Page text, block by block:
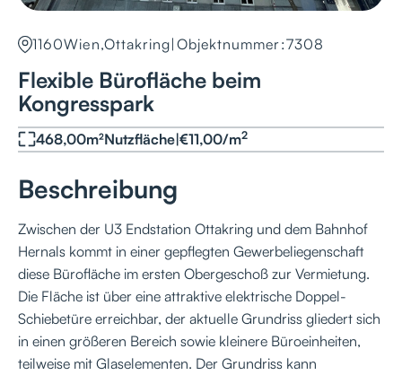
1160Wien,Ottakring| Objektnummer:7308
Flexible Bürofläche beim
Kongresspark
468,00m²Nutzfläche|€11,00/m2
Beschreibung
Zwischen der U3 Endstation Ottakring und dem Bahnhof
Hernals kommt in einer gepflegten Gewerbeliegenschaft
diese Bürofläche im ersten Obergeschoß zur Vermietung.
Die Fläche ist über eine attraktive elektrische Doppel-
Schiebetüre erreichbar, der aktuelle Grundriss gliedert sich
in einen größeren Bereich sowie kleinere Büroeinheiten,
teilweise mit Glaselementen. Der Grundriss kann